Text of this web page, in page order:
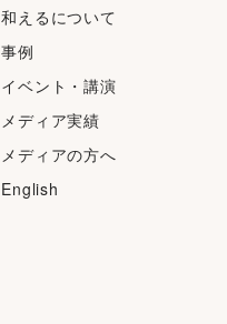
和えるについて
事例
イベント・講演
メディア実績
メディアの方へ
English